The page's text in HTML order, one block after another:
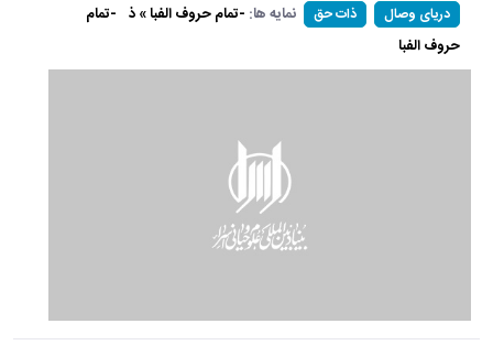
دریای وصال ذات حق نمایه ها: -تمام حروف الفبا » ذ -تمام
حروف الفبا